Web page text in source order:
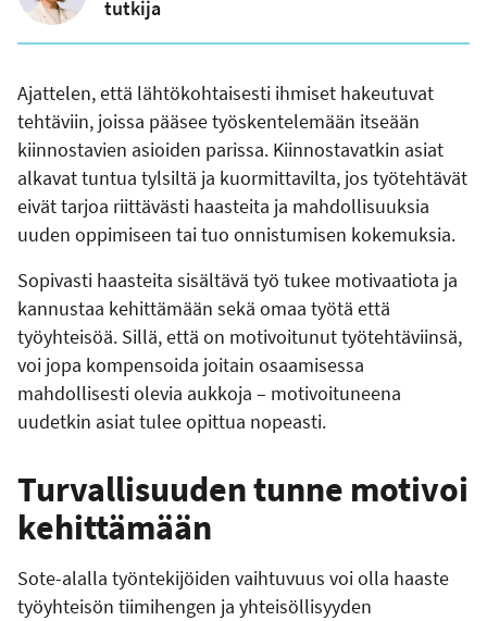
tutkija
Ajattelen, että lähtökohtaisesti ihmiset hakeutuvat
tehtäviin, joissa pääsee työskentelemään itseään
kiinnostavien asioiden parissa. Kiinnostavatkin asiat
alkavat tuntua tylsiltä ja kuormittavilta, jos työtehtävät
eivät tarjoa riittävästi haasteita ja mahdollisuuksia
uuden oppimiseen tai tuo onnistumisen kokemuksia.
Sopivasti haasteita sisältävä työ tukee motivaatiota ja
kannustaa kehittämään sekä omaa työtä että
työyhteisöä. Sillä, että on motivoitunut työtehtäviinsä,
voi jopa kompensoida joitain osaamisessa
mahdollisesti olevia aukkoja – motivoituneena
uudetkin asiat tulee opittua nopeasti.
Turvallisuuden tunne motivoi
kehittämään
Sote-alalla työntekijöiden vaihtuvuus voi olla haaste
työyhteisön tiimihengen ja yhteisöllisyyden